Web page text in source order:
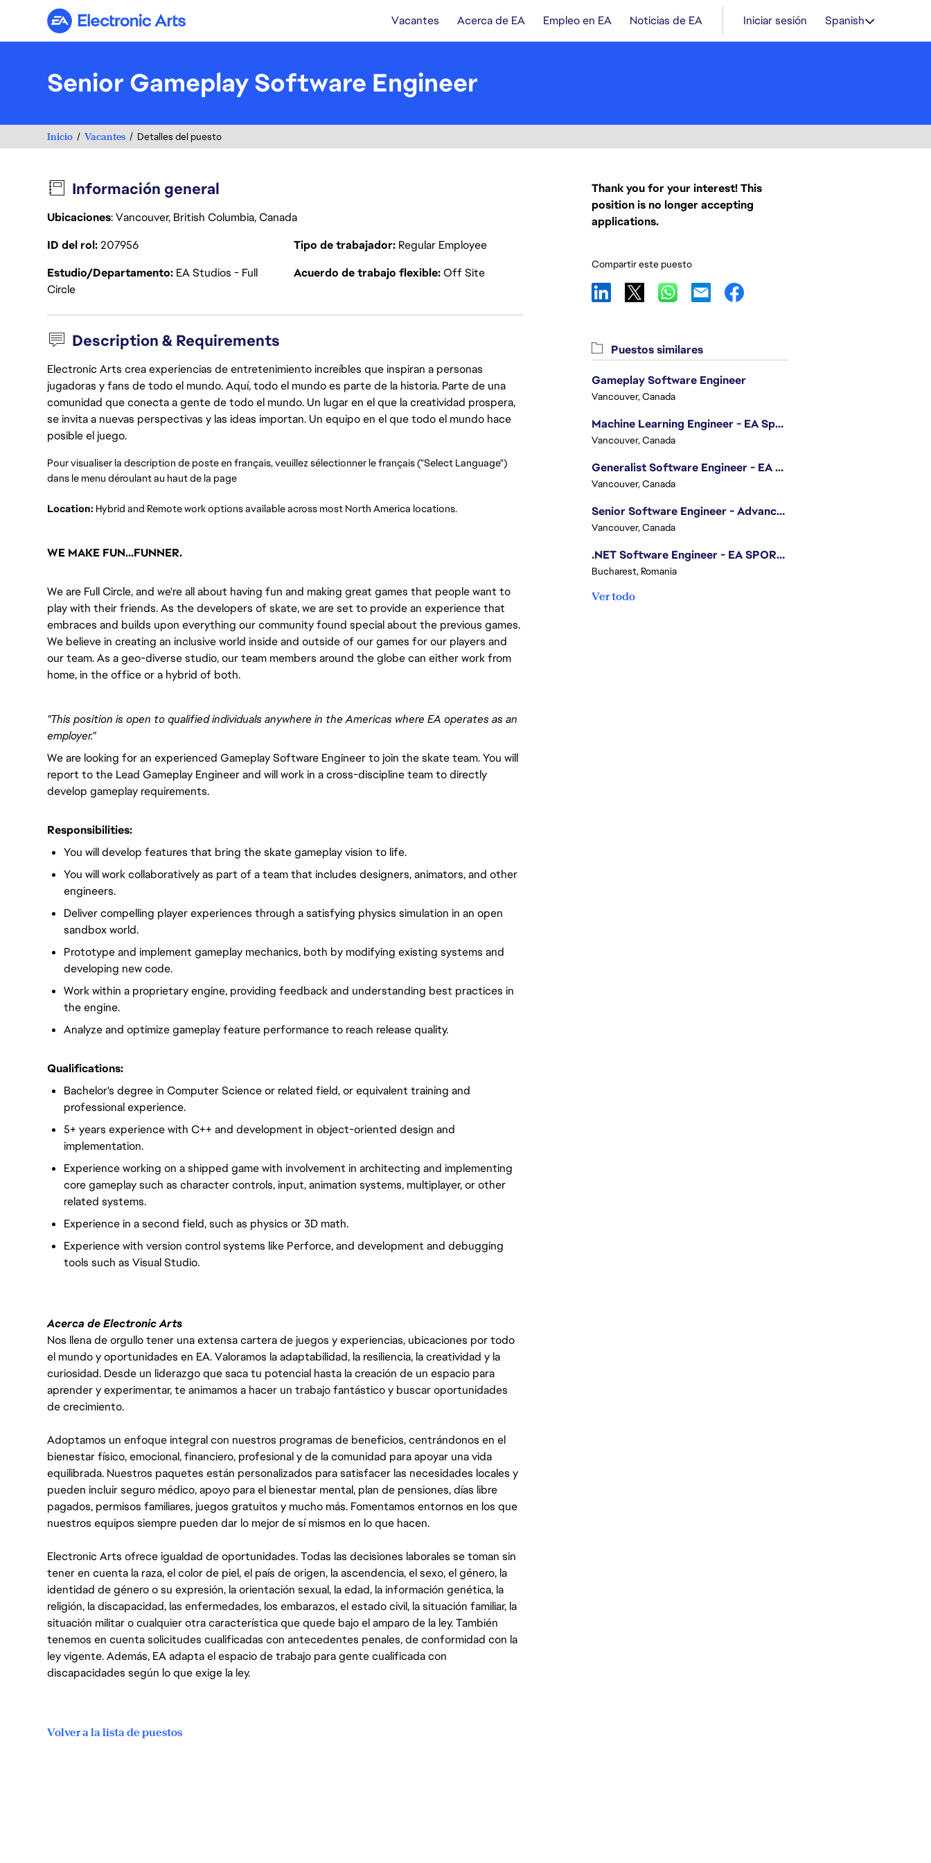
Electronic Arts Vacantes Acerca de EA Empleo en EA Noticias de EA Iniciar sesión Spanish
Senior Gameplay Software Engineer
Inicio Vacantes Detalles del puesto
Información general
Ubicaciones: Vancouver, British Columbia, Canada
ID del rol207956 Tipo de trabajador Regular Employee
Estudio/Departamento EA Studios - Full
Circle
Acuerdo de trabajo flexible Off Site
Description & Requirements
Electronic Arts crea experiencias de entretenimiento increíbles que inspiran a personas
jugadoras y fans de todo el mundo. Aquí, todo el mundo es parte de la historia. Parte de una
comunidad que conecta a gente de todo el mundo. Un lugar en el que la creatividad prospera,
se invita a nuevas perspectivas y las ideas importan. Un equipo en el que todo el mundo hace
posible el juego.
Pour visualiser la description de poste en français, veuillez sélectionner le français ("Select Language")
dans le menu déroulant au haut de la page
Location: Hybrid and Remote work options available across most North America locations.
WE MAKE FUN...FUNNER.
We are Full Circle, and we're all about having fun and making great games that people want to
play with their friends. As the developers of skate, we are set to provide an experience that
embraces and builds upon everything our community found special about the previous games.
We believe in creating an inclusive world inside and outside of our games for our players and
our team. As a geo-diverse studio, our team members around the globe can either work from
home, in the office or a hybrid of both.
"This position is open to qualified individuals anywhere in the Americas where EA operates as an
employer."
We are looking for an experienced Gameplay Software Engineer to join the skate team. You will
report to the Lead Gameplay Engineer and will work in a cross-discipline team to directly
develop gameplay requirements.
Responsibilities:
You will develop features that bring the skate gameplay vision to life.
You will work collaboratively as part of a team that includes designers, animators, and other
engineers.
Deliver compelling player experiences through a satisfying physics simulation in an open
sandbox world.
Prototype and implement gameplay mechanics, both by modifying existing systems and
developing new code.
Work within a proprietary engine, providing feedback and understanding best practices in
the engine.
Analyze and optimize gameplay feature performance to reach release quality.
Qualifications:
Bachelor's degree in Computer Science or related field, or equivalent training and
professional experience.
5+ years experience with C++ and development in object-oriented design and
implementation.
Experience working on a shipped game with involvement in architecting and implementing
core gameplay such as character controls, input, animation systems, multiplayer, or other
related systems.
Experience in a second field, such as physics or 3D math.
Experience with version control systems like Perforce, and development and debugging
tools such as Visual Studio.
Acerca de Electronic Arts
Nos llena de orgullo tener una extensa cartera de juegos y experiencias, ubicaciones por todo
el mundo y oportunidades en EA. Valoramos la adaptabilidad, la resiliencia, la creatividad y la
curiosidad. Desde un liderazgo que saca tu potencial hasta la creación de un espacio para
aprender y experimentar, te animamos a hacer un trabajo fantástico y buscar oportunidades
de crecimiento.
Adoptamos un enfoque integral con nuestros programas de beneficios, centrándonos en el
bienestar físico, emocional, financiero, profesional y de la comunidad para apoyar una vida
equilibrada. Nuestros paquetes están personalizados para satisfacer las necesidades locales y
pueden incluir seguro médico, apoyo para el bienestar mental, plan de pensiones, días libre
pagados, permisos familiares, juegos gratuitos y mucho más. Fomentamos entornos en los que
nuestros equipos siempre pueden dar lo mejor de sí mismos en lo que hacen.
Electronic Arts ofrece igualdad de oportunidades. Todas las decisiones laborales se toman sin
tener en cuenta la raza, el color de piel, el país de origen, la ascendencia, el sexo, el género, la
identidad de género o su expresión, la orientación sexual, la edad, la información genética, la
religión, la discapacidad, las enfermedades, los embarazos, el estado civil, la situación familiar, la
situación militar o cualquier otra característica que quede bajo el amparo de la ley. También
tenemos en cuenta solicitudes cualificadas con antecedentes penales, de conformidad con la
ley vigente. Además, EA adapta el espacio de trabajo para gente cualificada con
discapacidades según lo que exige la ley.
Volver a la lista de puestos
Thank you for your interest! This
position is no longer accepting
applications.
Compartir este puesto
Puestos similares
Gameplay Software Engineer
Vancouver, Canada
Machine Learning Engineer - EA Sports FC
Vancouver, Canada
Generalist Software Engineer - EA Sports FC
Vancouver, Canada
Senior Software Engineer - Advanced Technology Group
Vancouver, Canada
.NET Software Engineer - EA SPORTS™ FC
Bucharest, Romania
Ver todo